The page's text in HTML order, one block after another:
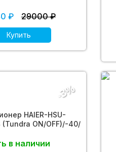
₽ 29000 ₽
Купить
HAIER-HSU-
(Tundra ON/OFF)/-40/
в наличии
-3%